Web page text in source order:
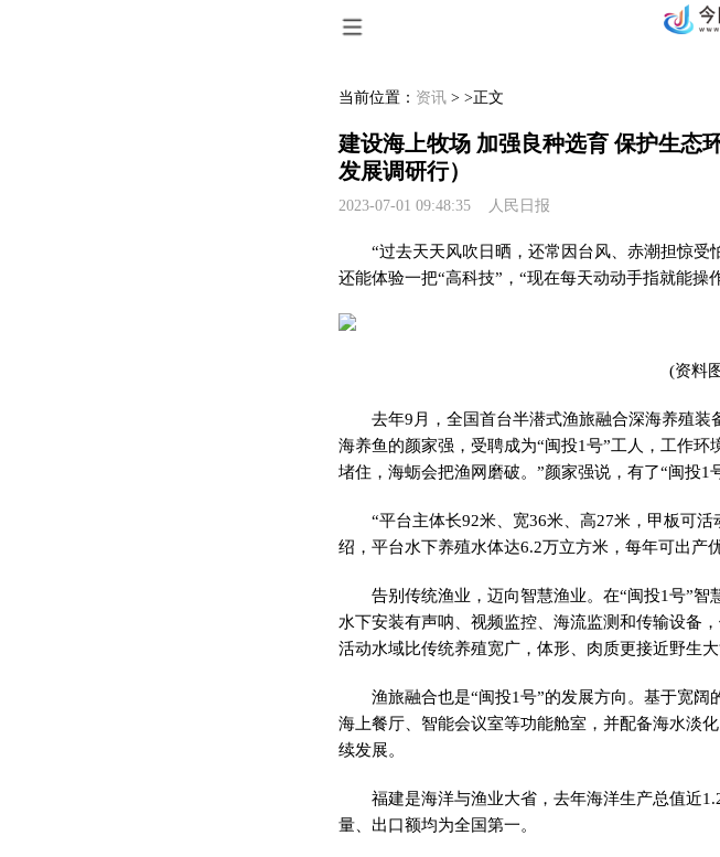
当前位置： 资讯 > >正文
建设海上牧场 加强良种选育 保护生态
发展调研行）
2023-07-01 09:48:35 人民日报
“过去天天风吹日晒，还常因台风、赤潮担惊
还能体验一把“高科技”，“现在每天动动手指就能操
(资料
去年9月，全国首台半潜式渔旅融合深海养殖
海养鱼的颜家强，受聘成为“闽投1号”工人，工作
堵住，海蛎会把渔网磨破。”颜家强说，有了“闽投1
“平台主体长92米、宽36米、高27米，甲板可
绍，平台水下养殖水体达6.2万立方米，每年可出产
告别传统渔业，迈向智慧渔业。在“闽投1号”智
水下安装有声呐、视频监控、海流监测和传输设备
活动水域比传统养殖宽广，体形、肉质更接近野生
渔旅融合也是“闽投1号”的发展方向。基于宽阔
海上餐厅、智能会议室等功能舱室，并配备海水淡
续发展。
福建是海洋与渔业大省，去年海洋生产总值近
量、出口额均为全国第一。